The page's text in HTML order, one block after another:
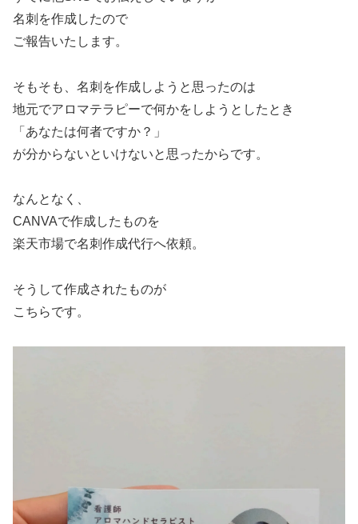
名刺を作成したので
ご報告いたします。
そもそも、名刺を作成しようと思ったのは
地元でアロマテラピーで何かをしようとしたとき
「あなたは何者ですか？」
が分からないといけないと思ったからです。
なんとなく、
CANVAで作成したものを
楽天市場で名刺作成代行へ依頼。
そうして作成されたものが
こちらです。